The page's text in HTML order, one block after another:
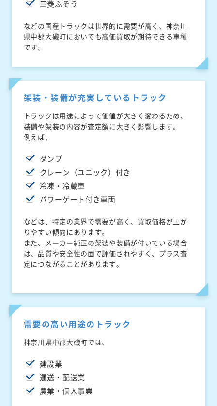
三菱ふそう
などの国産トラックは世界的に需要が高く、神奈川
県中郡大磯町においても高価買取が期待できる車種
です。
架装・装備が充実しているトラック
トラックは用途によって価値が大きく変わるため、
装備や架装の内容が査定額に大きく影響します。
例えば、
ダンプ
クレーン（ユニック）付き
冷凍・冷蔵車
パワーゲート付き車両
などは、特定の業界で需要が高く、買取価格が上が
りやすい傾向にあります。
また、メーカー純正の架装や装備が付いている場合
は、品質や安全性の面で評価されやすく、プラス査
定につながることがあります。
需要の高い用途のトラック
神奈川県中郡大磯町では、
建設業
運送・配送業
農業・個人事業